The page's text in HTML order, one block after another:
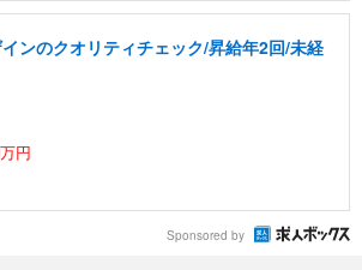
ンのクオリティチェック/昇給年2回/未経
円
Sponsored by